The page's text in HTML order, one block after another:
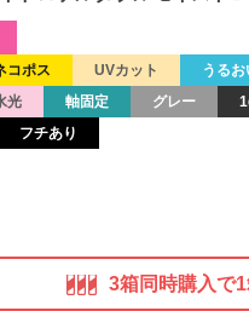
コポス UVカット うる
光 軸固定 グレー
フチあり
3箱同時購入で